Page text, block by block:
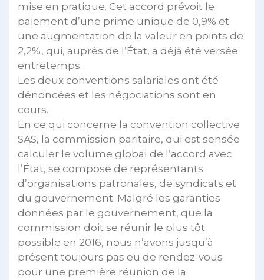
mise en pratique. Cet accord prévoit le
paiement d’une prime unique de 0,9% et
une augmentation de la valeur en points de
2,2%, qui, auprès de l’État, a déjà été versée
entretemps.
Les deux conventions salariales ont été
dénoncées et les négociations sont en
cours.
En ce qui concerne la convention collective
SAS, la commission paritaire, qui est sensée
calculer le volume global de l’accord avec
l’État, se compose de représentants
d’organisations patronales, de syndicats et
du gouvernement. Malgré les garanties
données par le gouvernement, que la
commission doit se réunir le plus tôt
possible en 2016, nous n’avons jusqu’à
présent toujours pas eu de rendez-vous
pour une première réunion de la